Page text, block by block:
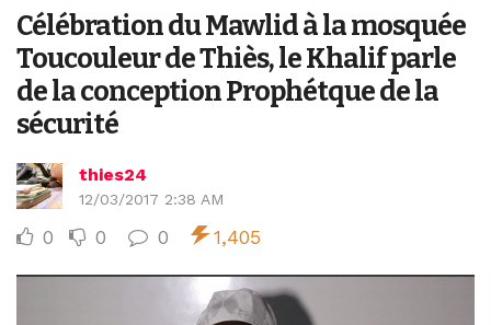
Célébration du Mawlid à la mosquée
Toucouleur de Thiès, le Khalif parle
de la conception Prophétque de la
sécurité
thies24
12/03/2017 2:38 AM
0 0 0 1,405